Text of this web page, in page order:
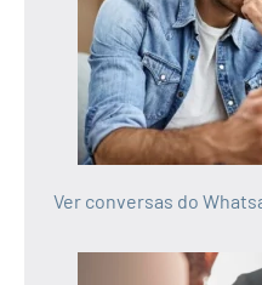
Ver conversas do